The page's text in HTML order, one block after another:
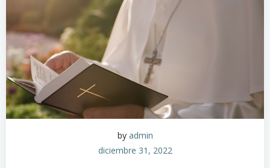
by admin
diciembre 31, 2022